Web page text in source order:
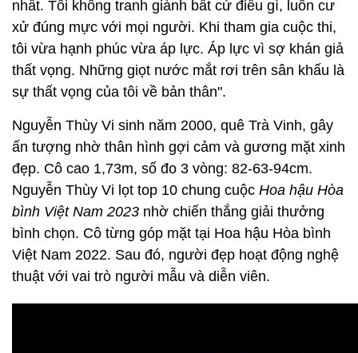
nhất. Tôi không tranh giành bất cứ điều gì, luôn cư
xử đúng mực với mọi người. Khi tham gia cuộc thi,
tôi vừa hạnh phúc vừa áp lực. Áp lực vì sợ khán giả
thất vọng. Những giọt nước mắt rơi trên sân khấu là
sự thất vọng của tôi về bản thân".
Nguyễn Thùy Vi sinh năm 2000, quê Trà Vinh, gây
ấn tượng nhờ thân hình gợi cảm và gương mặt xinh
đẹp. Cô cao 1,73m, số đo 3 vòng: 82-63-94cm.
Nguyễn Thùy Vi lọt top 10 chung cuộc Hoa hậu Hòa
bình Việt Nam 2023 nhờ chiến thắng giải thưởng
bình chọn. Cô từng góp mặt tại Hoa hậu Hòa bình
Việt Nam 2022. Sau đó, người đẹp hoạt động nghệ
thuật với vai trò người mẫu và diễn viên.